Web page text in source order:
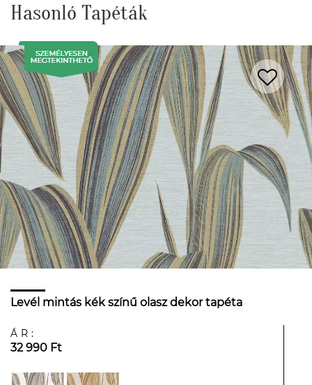
Hasonló Tapéták
Levél mintás kék színű olasz dekor tapéta
ÁR:
32 990 Ft